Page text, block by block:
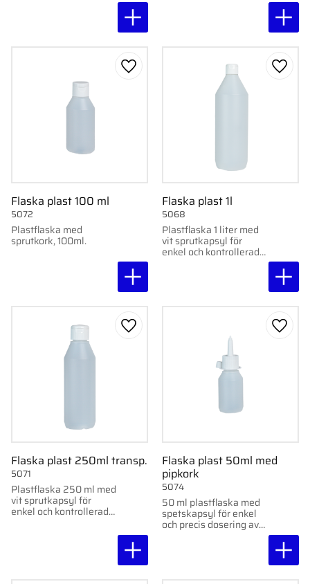
Flaska plast 100 ml
Plastflaska med
sprutkork, 100ml.
5072
Lägg till i favoriter
Flaska plast 1l
Plastflaska 1 liter med
vit sprutkapsyl för
enkel och kontrollerad
5068
Lägg
Flaska plast 250ml transp.
Plastflaska 250 ml med
vit sprutkapsyl för
enkel och kontrollerad
5071
Lägg till i favoriter
Flaska plast 50ml med
pipkork
50 ml plastflaska med
spetskapsyl för enkel
och precis dosering av
5074
Lägg